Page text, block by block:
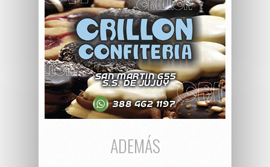
ADEMÁS